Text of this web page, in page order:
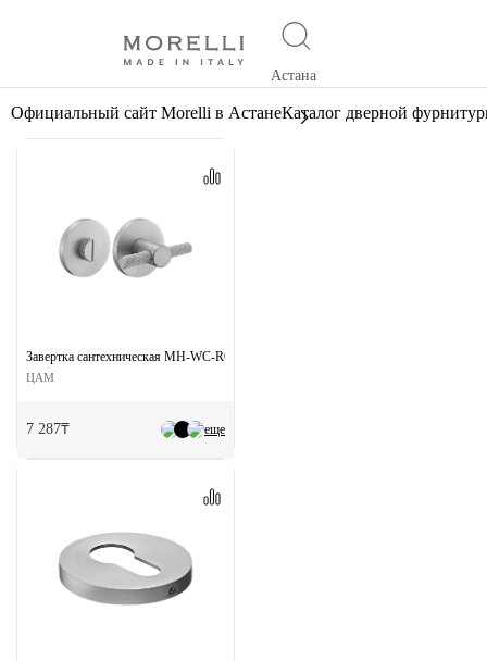
Астана
Официальный сайт Morelli в АстанеКаталог дверной
еще
Завертка сантехническая MH-WC-R6T MSC на круглой розетке цвет
ЦАМ
7 287₸